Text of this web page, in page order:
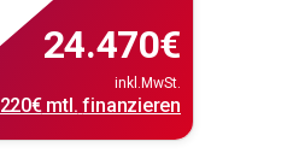
24.470€
inkl.MwSt.
220€mtl. finanzieren